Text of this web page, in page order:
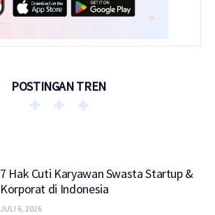
POSTINGAN TREN
7 Hak Cuti Karyawan Swasta Startup &
Korporat di Indonesia
JULI 6, 2026